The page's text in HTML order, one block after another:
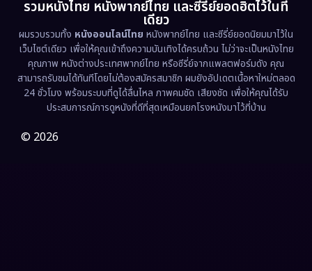
Family ครอบครัว (369)
Fantasy จินตนาการ (331)
Fiction (9)
Film (57)
Gothic
รวมหนังไทย หนังพากย์ไทย และซีรี่ย์ยอดฮิตไว้ในที่
เดียว
ผมรวบรวมทั้ง หนังออนไลน์ไทย หนังพากย์ไทย และซีรี่ย์ยอดนิยมมาไว้ใน
เว็บไซต์เดียว เพื่อให้คุณเข้าถึงความบันเทิงได้ครบถ้วน ไม่ว่าจะเป็นหนังไทย
คุณภาพ หนังต่างประเทศพากย์ไทย หรือซีรี่ย์จากแพลตฟอร์มดัง คุณ
สามารถรับชมได้ทันทีโดยไม่ต้องสมัครสมาชิก ผมยังอัปเดตเนื้อหาใหม่ตลอด
24 ชั่วโมง พร้อมระบบที่ดูได้ลื่นไหล ภาพคมชัด เสียงชัด เพื่อให้คุณได้รับ
ประสบการณ์การดูหนังที่ดีที่สุดเหมือนยกโรงหนังมาไว้ที่บ้าน
© 2026